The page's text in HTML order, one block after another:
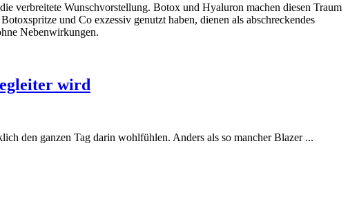
verbreitete Wunschvorstellung. Botox und Hyaluron machen diesen Traum
und Co exzessiv genutzt haben, dienen als abschreckendes
Nebenwirkungen.
wird
den ganzen Tag darin wohlfühlen. Anders als so mancher Blazer ...